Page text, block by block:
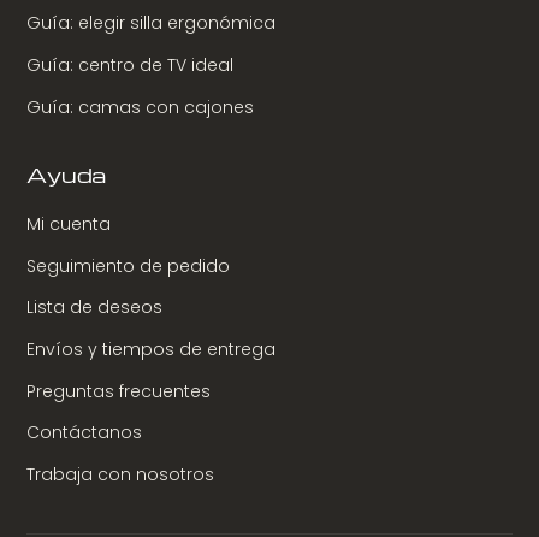
Guía: elegir silla ergonómica
Guía: centro de TV ideal
Guía: camas con cajones
Ayuda
Mi cuenta
Seguimiento de pedido
Lista de deseos
Envíos y tiempos de entrega
Preguntas frecuentes
Contáctanos
Trabaja con nosotros